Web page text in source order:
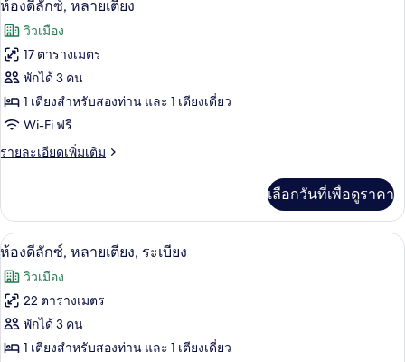
1
เตียง,
ระเบียง
สิก,
เตียง
ควีน
ไซส์
เตียง,
ระเบียง
ภาพถ่าย
ทั้งหมด
ของ
ห้อง
ดี
ลัก
หลาย
เตียง
ห้องดีลักซ์, หลายเตียง
วิวเมือง
17 ตารางเมตร
พักได้ 3 คน
1 เตียงสำหรับสองท่าน และ 1 เตียงเดี่ยว
Wi-Fi ฟรี
รายละเอียดเพิ่มเติม
ราย
เกี่ยว
กับ
ห้อง
ลัก
ซ์,
หลาย
เตียง
เลือกวันที่เพื่อดูราคา
เปิด
ภาพถ่าย
ทั้งหมด
ของ
ห้อง
ห้องดีลักซ์, หลายเตียง, ระเบียง | มินิบ
4
ห้องดีลักซ์, หลายเตียง, ระเบียง
วิวเมือง
22 ตารางเมตร
พักได้ 3 คน
1 เตียงสำหรับสองท่าน และ 1 เตียงเดี่ยว